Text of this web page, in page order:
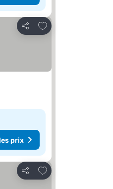
Partager
Ajouter à mes favoris
prix
Partager
Ajouter à mes favoris